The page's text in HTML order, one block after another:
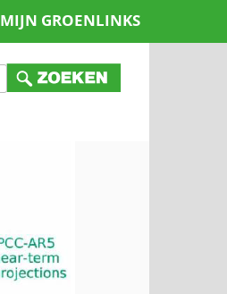
MIJN GROENLINKS